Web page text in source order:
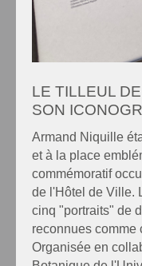
LE TILLEUL
SON
Armand Niquille
et à la place
commémoratif
de l'Hôtel de Ville.
cinq "portraits" de
reconnues comme
Organisée en